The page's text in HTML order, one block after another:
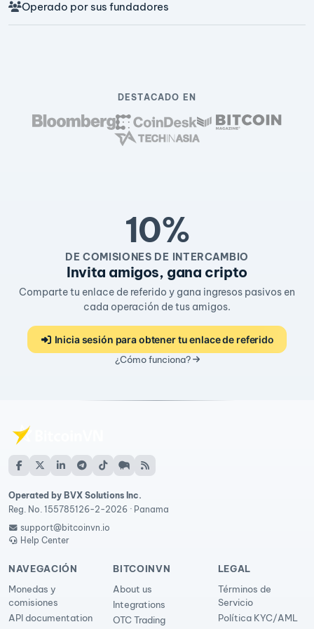
Operado por sus fundadores
DESTACADO EN
10%
DE COMISIONES DE INTERCAMBIO
Invita amigos, gana cripto
Comparte tu enlace de referido y gana ingresos pasivos en
cada operación de tus amigos.
Inicia sesión para obtener tu enlace de referido
¿Cómo funciona?
Operated by BVX Solutions Inc.
Reg. No. 155785126-2-2026 · Panama
support@bitcoinvn.io
Help Center
NAVEGACIÓN
Monedas y
comisiones
API documentation
BITCOINVN
About us
Integrations
OTC Trading
LEGAL
Términos de
Servicio
Política KYC/AML